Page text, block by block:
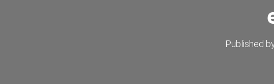
Published